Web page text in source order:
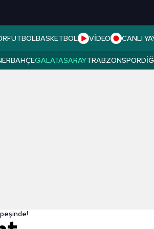
FUTBOLBASKETBOL VİDEO CANLI
GALATASARAYTRABZONSPOR